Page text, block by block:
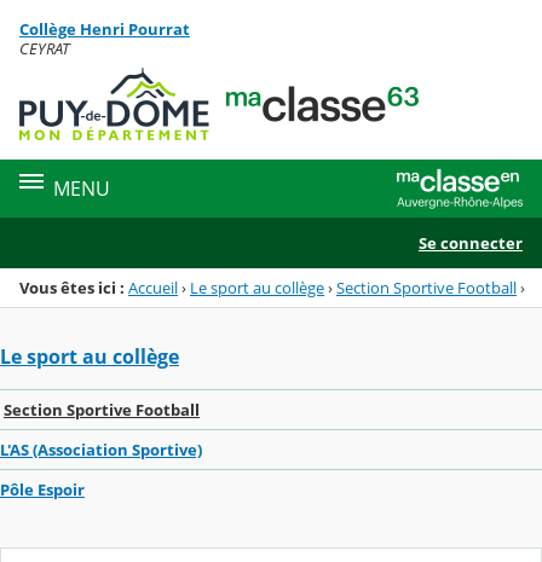
Menu de la rubrique
Contenu
Collège Henri Pourrat
CEYRAT
MENU
Se connecter
Vous êtes ici : Accueil› Le sport au collège›Section Sportive Football›
Le sport au collège
Section Sportive Football
L'AS (Association Sportive)
Pôle Espoir